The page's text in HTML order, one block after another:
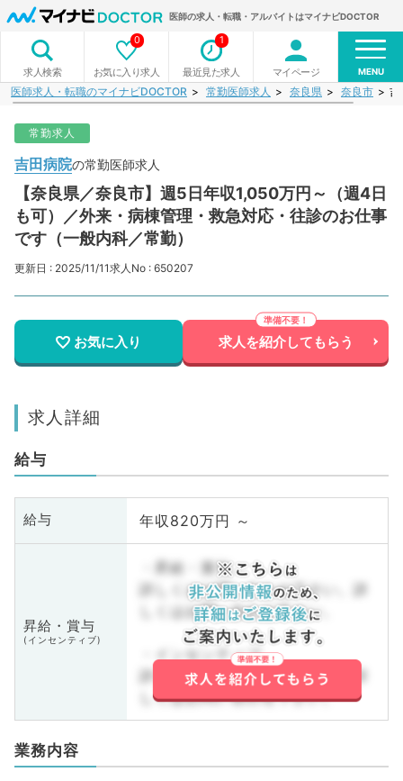
医師の求人・転職・アルバイトはマイナビDOCTOR
求人検索 お気に入り求人
0
最近見た求人
1
マイページ MENU
医師求人・転職のマイナビDOCTOR 常勤医師求人 奈良県 奈良市 吉
常勤求人
吉田病院の常勤医師求人
【奈良県／奈良市】週5日年収1,050万円～（週4日
も可）／外来・病棟管理・救急対応・往診のお仕事
です（一般内科／常勤）
更新日 : 2025/11/11求人No : 650207
お気に入り 求人を紹介してもらう
求人詳細
給与
給与 年収820万円 ～
昇給・賞与
(インセンティブ)
・昇給・賞与
詳しくはお問い合わせ下さい。詳
しくはお問い合わせ下さい。
・インセンティブ
詳しくはお問い合わせ下さい。詳
しくはお問い合わせ下さい。
業務内容